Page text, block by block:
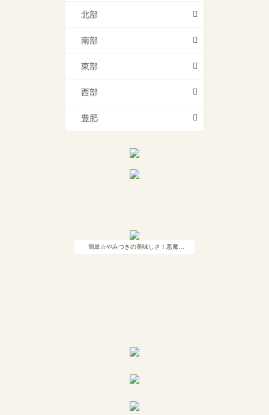
北部
南部
東部
西部
豊肥
簡単☆やみつきの美味しさ！悪魔…